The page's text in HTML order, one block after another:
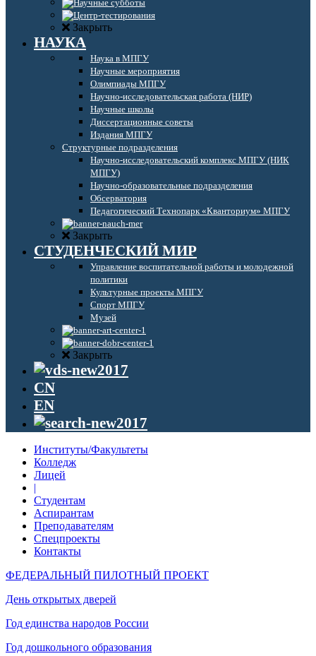
Закрыть
НАУКА
Наука в МПГУ
Научные мероприятия
Олимпиады МПГУ
Научно-исследовательская работа (НИР)
Научные школы
Диссертационные советы
Издания МПГУ
Структурные подразделения
Научно-исследовательский комплекс МПГУ (НИК
МПГУ)
Научно-образовательные подразделения
Обсерватория
Педагогический Технопарк «Кванториум» МПГУ
Закрыть
СТУДЕНЧЕСКИЙ МИР
Управление воспитательной работы и молодежной
политики
Культурные проекты МПГУ
Спорт МПГУ
Музей
Закрыть
CN
EN
Институты/Факультеты
Колледж
Лицей
|
Студентам
Аспирантам
Преподавателям
Спецпроекты
Контакты
ФЕДЕРАЛЬНЫЙ ПИЛОТНЫЙ ПРОЕКТ
День открытых дверей
Год единства народов России
Год дошкольного образования